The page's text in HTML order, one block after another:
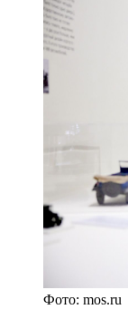
Фото: mos.ru